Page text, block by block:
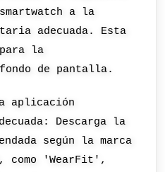
a la
adecuada. Esta
la
de pantalla.
aplicación
Descarga la
según la marca
como 'WearFit',